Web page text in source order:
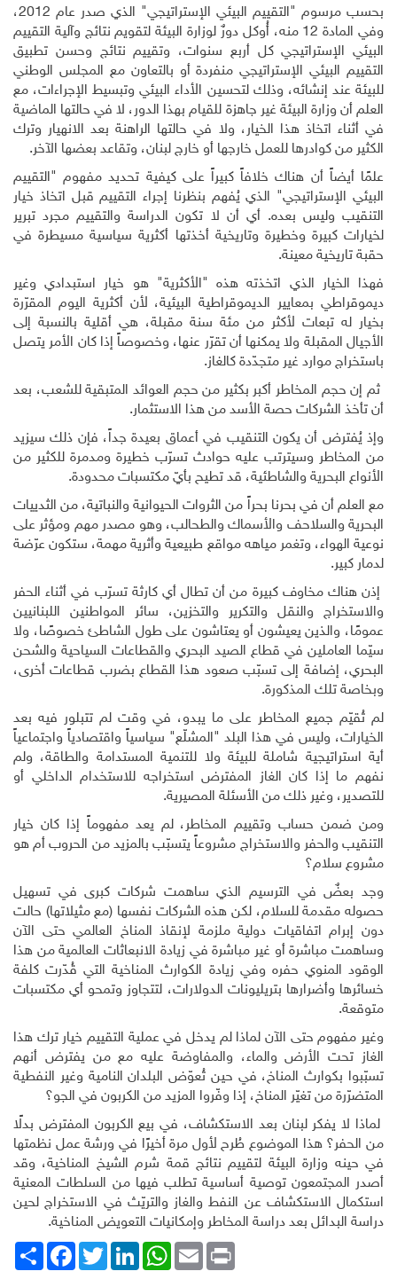
بحسب مرسوم "التقييم البيئي الإستراتيجي" الذي صدر عام 2012،
وفي المادة 12 منه، أُوكل دورٌ لوزارة البيئة لتقويم نتائج وآلية التقييم
البيئي الإستراتيجي كل أربع سنوات، وتقييم نتائج وحسن تطبيق
التقييم البيئي الإستراتيجي منفردة أو بالتعاون مع المجلس الوطني
للبيئة عند إنشائه، وذلك لتحسين الأداء البيئي وتبسيط الإجراءات، مع
العلم أن وزارة البيئة غير جاهزة للقيام بهذا الدور، لا في حالتها الماضية
في أثناء اتخاذ هذا الخيار، ولا في حالتها الراهنة بعد الانهيار وترك
الكثير من كوادرها للعمل خارجها أو خارج لبنان، وتقاعد بعضها الآخر.
علمًا أيضاً أن هناك خلافاً كبيراً على كيفية تحديد مفهوم "التقييم
البيئي الإستراتيجي" الذي يُفهم بنظرنا إجراء التقييم قبل اتخاذ خيار
التنقيب وليس بعده. أي أن لا تكون الدراسة والتقييم مجرد تبرير
لخيارات كبيرة وخطيرة وتاريخية أخذتها أكثرية سياسية مسيطرة في
حقبة تاريخية معينة.
فهذا الخيار الذي اتخذته هذه "الأكثرية" هو خيار استبدادي وغير
ديموقراطي بمعايير الديموقراطية البيئية، لأن أكثرية اليوم المقرّرة
بخيار له تبعات لأكثر من مئة سنة مقبلة، هي أقلية بالنسبة إلى
الأجيال المقبلة ولا يمكنها أن تقرّر عنها، وخصوصاً إذا كان الأمر يتصل
باستخراج موارد غير متجدّدة كالغاز.
ثم إن حجم المخاطر أكبر بكثير من حجم العوائد المتبقية للشعب، بعد
أن تأخذ الشركات حصة الأسد من هذا الاستثمار.
وإذ يُفترض أن يكون التنقيب في أعماق بعيدة جداً، فإن ذلك سيزيد
من المخاطر وسيترتب عليه حوادث تسرّب خطيرة ومدمرة للكثير من
الأنواع البحرية والشاطئية، قد تطيح بأيّ مكتسبات محدودة.
مع العلم أن في بحرنا بحراً من الثروات الحيوانية والنباتية، من الثدييات
البحرية والسلاحف والأسماك والطحالب، وهو مصدر مهم ومؤثر على
نوعية الهواء، وتغمر مياهه مواقع طبيعية وأثرية مهمة، ستكون عرّضة
لدمار كبير.
إذن هناك مخاوف كبيرة من أن تطال أي كارثة تسرّب في أثناء الحفر
والاستخراج والنقل والتكرير والتخزين، سائر المواطنين اللبنانيين
عمومًا، والذين يعيشون أو يعتاشون على طول الشاطئ خصوصًا، ولا
سيّما العاملين في قطاع الصيد البحري والقطاعات السياحية والشحن
البحري، إضافة إلى تسبّب صعود هذا القطاع بضرب قطاعات أخرى،
وبخاصة تلك المذكورة.
لم تُقيّم جميع المخاطر على ما يبدو، في وقت لم تتبلور فيه بعد
الخيارات، وليس في هذا البلد "المشلّع" سياسياً واقتصادياً واجتماعياً
أية استراتيجية شاملة للبيئة ولا للتنمية المستدامة والطاقة، ولم
نفهم ما إذا كان الغاز المفترض استخراجه للاستخدام الداخلي أو
للتصدير، وغير ذلك من الأسئلة المصيرية.
ومن ضمن حساب وتقييم المخاطر، لم يعد مفهوماً إذا كان خيار
التنقيب والحفر والاستخراج مشروعاً يتسبّب بالمزيد من الحروب أم هو
مشروع سلام؟
وجد بعضٌ في الترسيم الذي ساهمت شركات كبرى في تسهيل
حصوله مقدمة للسلام، لكن هذه الشركات نفسها (مع مثيلاتها) حالت
دون إبرام اتفاقيات دولية ملزمة لإنقاذ المناخ العالمي حتى الآن
وساهمت مباشرة أو غير مباشرة في زيادة الانبعاثات العالمية من هذا
الوقود المنوي حفره وفي زيادة الكوارث المناخية التي قُدّرت كلفة
خسائرها وأضرارها بتريليونات الدولارات، لتتجاوز وتمحو أي مكتسبات
متوقعة.
وغير مفهوم حتى الآن لماذا لم يدخل في عملية التقييم خيار ترك هذا
الغاز تحت الأرض والماء، والمفاوضة عليه مع من يفترض أنهم
تسبّبوا بكوارث المناخ، في حين تُعوّض البلدان النامية وغير النفطية
المتضرّرة من تغيّر المناخ، إذا وفّروا المزيد من الكربون في الجو؟
لماذا لا يفكر لبنان بعد الاستكشاف، في بيع الكربون المفترض بدلًا
من الحفر؟ هذا الموضوع طُرح لأول مرة أخيرًا في ورشة عمل نظمتها
في حينه وزارة البيئة لتقييم نتائج قمة شرم الشيخ المناخية، وقد
أصدر المجتمعون توصية أساسية تطلب فيها من السلطات المعنية
استكمال الاستكشاف عن النفط والغاز والتريّث في الاستخراج لحين
دراسة البدائل بعد دراسة المخاطر وإمكانيات التعويض المناخية.
انشر
FacebookTwitterLinkedIn
WhatsAppEmail Print